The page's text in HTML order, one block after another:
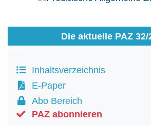
Die aktuelle PAZ 32/
Inhaltsverzeichnis
E-Paper
Abo Bereich
PAZ abonnieren